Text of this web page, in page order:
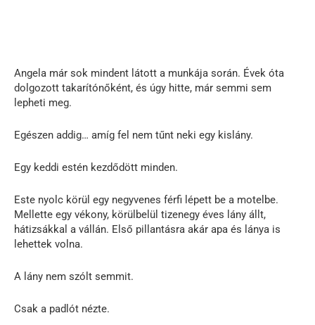
Angela már sok mindent látott a munkája során. Évek óta
dolgozott takarítónőként, és úgy hitte, már semmi sem
lepheti meg.
Egészen addig… amíg fel nem tűnt neki egy kislány.
Egy keddi estén kezdődött minden.
Este nyolc körül egy negyvenes férfi lépett be a motelbe.
Mellette egy vékony, körülbelül tizenegy éves lány állt,
hátizsákkal a vállán. Első pillantásra akár apa és lánya is
lehettek volna.
A lány nem szólt semmit.
Csak a padlót nézte.